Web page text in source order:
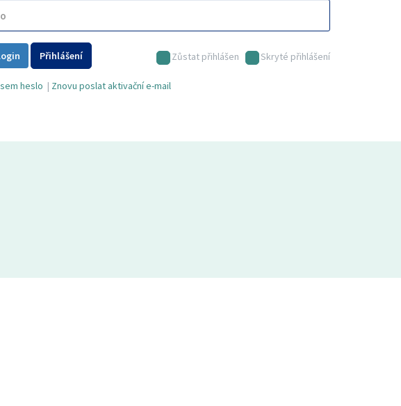
Zůstat přihlášen Skryté přihlášení
Přihlášení
heslo | Znovu poslat aktivační e-mail